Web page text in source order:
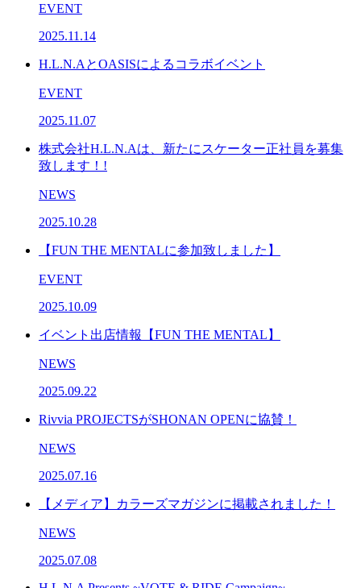
EVENT
2025.11.14
H.L.N.AとOASISによるコラボイベント
EVENT
2025.11.07
株式会社H.L.N.Aは、新たにスケーター正社員を募集
致します！!
NEWS
2025.10.28
【FUN THE MENTALに参加致しました】
EVENT
2025.10.09
イベント出店情報【FUN THE MENTAL】
NEWS
2025.09.22
Rivvia PROJECTSがSHONAN OPENに協賛！
NEWS
2025.07.16
【メディア】カラーズマガジンに掲載されました！
NEWS
2025.07.08